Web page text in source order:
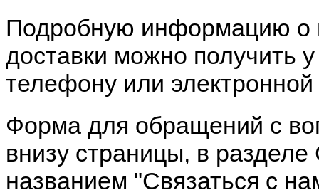
Подробную информацию о
доставки можно получить
телефону или электронной
Форма для обращений с
внизу страницы, в
названием "Связаться с